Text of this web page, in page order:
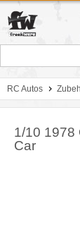
RC Autos
1/10 1978
Car